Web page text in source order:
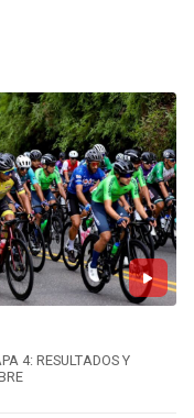
4: RESULTADOS Y